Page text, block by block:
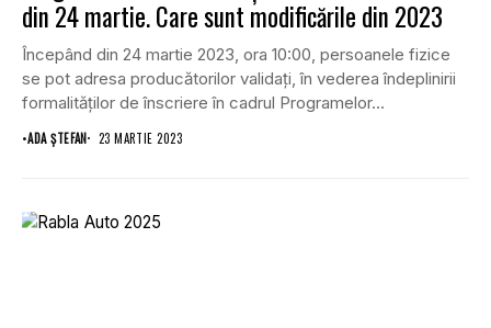
din 24 martie. Care sunt modificările din 2023
Începând din 24 martie 2023, ora 10:00, persoanele fizice
se pot adresa producătorilor validați, în vederea îndeplinirii
formalităților de înscriere în cadrul Programelor...
•ADA ȘTEFAN 23 MARTIE 2023